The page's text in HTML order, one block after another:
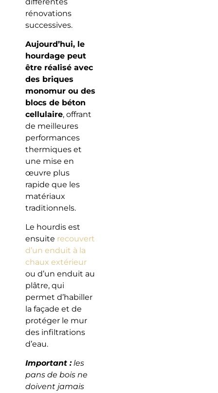
différentes
rénovations
successives.
Aujourd’hui, le
hourdage peut
être réalisé avec
des briques
monomur ou des
blocs de béton
cellulaire, offrant
de meilleures
performances
thermiques et
une mise en
œuvre plus
rapide que les
matériaux
traditionnels.
Le hourdis est
ensuite recouvert
d’un enduit à la
chaux extérieur
ou d’un enduit au
plâtre, qui
permet d’habiller
la façade et de
protéger le mur
des infiltrations
d’eau.
Important :les
pans de bois ne
doivent jamais